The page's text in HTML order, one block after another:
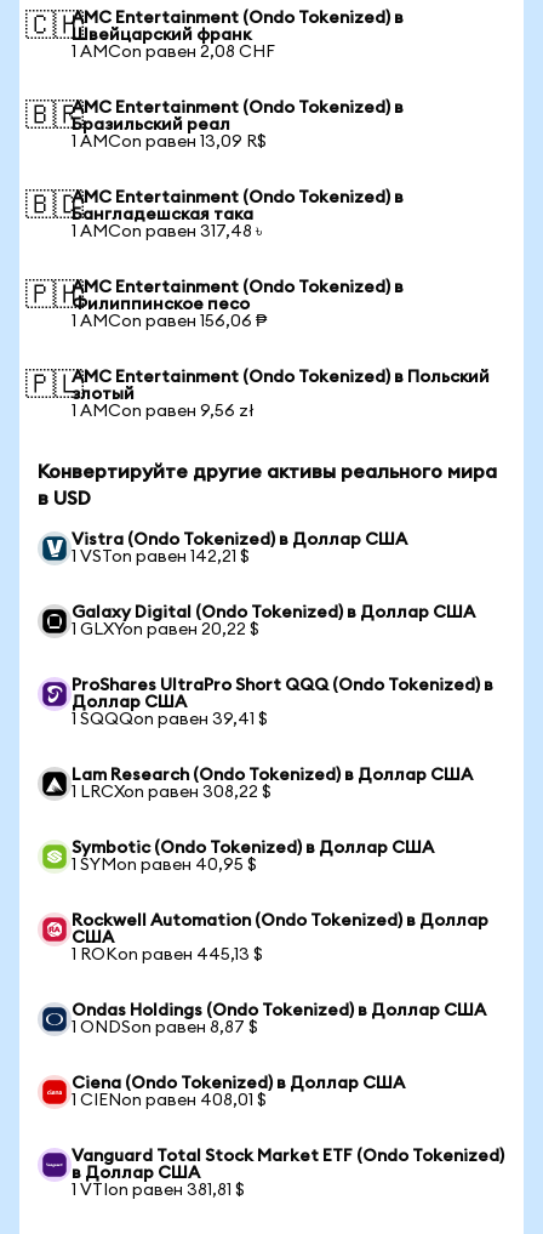
🇨🇭AMC Entertainment (Ondo Tokenized) в
Швейцарский франк
1 AMCon равен 2,08 CHF
🇧🇷AMC Entertainment (Ondo Tokenized) в
Бразильский реал
1 AMCon равен 13,09 R$
🇧🇩AMC Entertainment (Ondo Tokenized) в
Бангладешская така
1 AMCon равен 317,48 ৳
🇵🇭AMC Entertainment (Ondo Tokenized) в
Филиппинское песо
1 AMCon равен 156,06 ₱
🇵🇱AMC Entertainment (Ondo Tokenized) в Польский
злотый
1 AMCon равен 9,56 zł
Конвертируйте другие активы реального мира
в USD
Vistra (Ondo Tokenized) в Доллар США
1 VSTon равен 142,21 $
Galaxy Digital (Ondo Tokenized) в Доллар США
1 GLXYon равен 20,22 $
ProShares UltraPro Short QQQ (Ondo Tokenized) в
Доллар США
1 SQQQon равен 39,41 $
Lam Research (Ondo Tokenized) в Доллар США
1 LRCXon равен 308,22 $
Symbotic (Ondo Tokenized) в Доллар США
1 SYMon равен 40,95 $
Rockwell Automation (Ondo Tokenized) в Доллар
США
1 ROKon равен 445,13 $
Ondas Holdings (Ondo Tokenized) в Доллар США
1 ONDSon равен 8,87 $
Ciena (Ondo Tokenized) в Доллар США
1 CIENon равен 408,01 $
Vanguard Total Stock Market ETF (Ondo Tokenized)
в Доллар США
1 VTIon равен 381,81 $